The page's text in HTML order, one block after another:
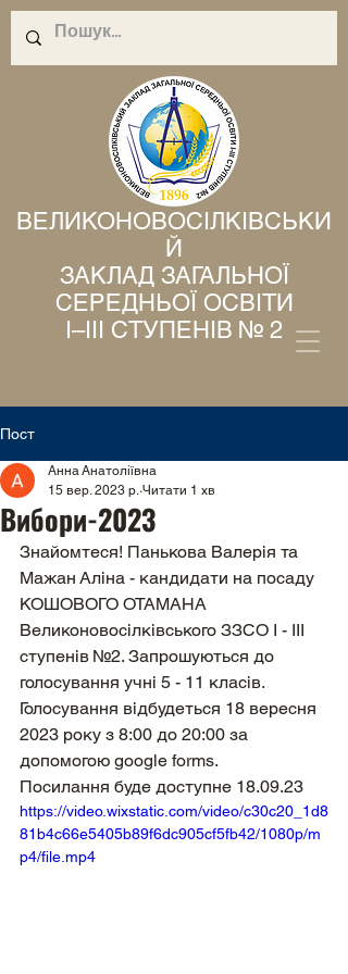
ВЕЛИКОНОВОСІЛКІВСЬКИ
Й
ЗАКЛАД ЗАГАЛЬНОЇ
СЕРЕДНЬОЇ ОСВІТИ
І–ІІІ СТУПЕНІВ № 2
Пост
Вибори-2023
Анна Анатоліївна
15 вер. 2023 р. Читати 1 хв
Знайомтеся! Панькова Валерія та
Мажан Аліна - кандидати на посаду
КОШОВОГО ОТАМАНА
Великоновосілківського ЗЗСО І - ІІІ
ступенів №2. Запрошуються до
голосування учні 5 - 11 класів.
Голосування відбудеться 18 вересня
2023 року з 8:00 до 20:00 за
допомогою google forms.
Посилання буде доступне 18.09.23
https://video.wixstatic.com/video/c30c20_1d8
81b4c66e5405b89f6dc905cf5fb42/1080p/m
p4/file.mp4